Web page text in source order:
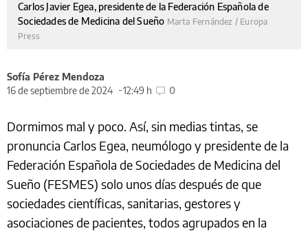
Carlos Javier Egea, presidente de la Federación Española de
Sociedades de Medicina del Sueño Marta Fernández / Europa
Press
Sofía Pérez Mendoza
16 de septiembre de 2024
12:49 h 0
Dormimos mal y poco. Así, sin medias tintas, se
pronuncia Carlos Egea, neumólogo y presidente de la
Federación Española de Sociedades de Medicina del
Sueño (FESMES) solo unos días después de que
sociedades científicas, sanitarias, gestores y
asociaciones de pacientes, todos agrupados en la